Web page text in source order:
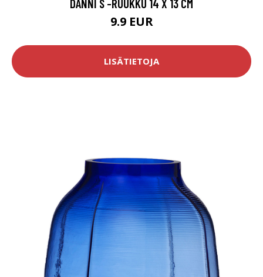
DANNI S -RUUKKU 14 X 13 CM
9.9 EUR
LISÄTIETOJA